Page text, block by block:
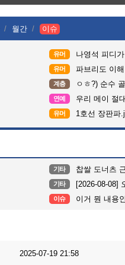
월간 이슈
유머 나영석 피디
유머 파브리도 이
계층 ㅇㅎ?) 순수
연예 우리 메이 절
유머 1호선 장판파
기타 찹쌀 도너츠
기타 [2026-08-08]
이슈 이거 뭔 내용
2025-07-19 21:58